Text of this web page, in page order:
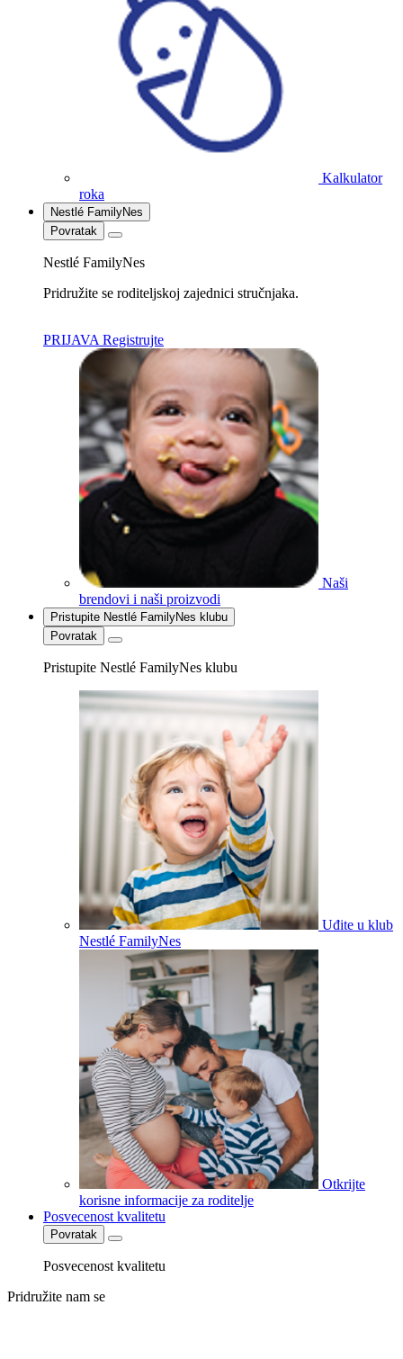
Kalkulator
roka
Nestlé FamilyNes
Povratak
Nestlé FamilyNes
Pridružite se roditeljskoj zajednici stručnjaka.
PRIJAVA Registrujte
Naši
brendovi i naši proizvodi
Pristupite Nestlé FamilyNes klubu
Povratak
Pristupite Nestlé FamilyNes klubu
Uđite u klub
Nestlé FamilyNes
Otkrijte
korisne informacije za roditelje
Posvecenost kvalitetu
Povratak
Posvecenost kvalitetu
Pridružite nam se